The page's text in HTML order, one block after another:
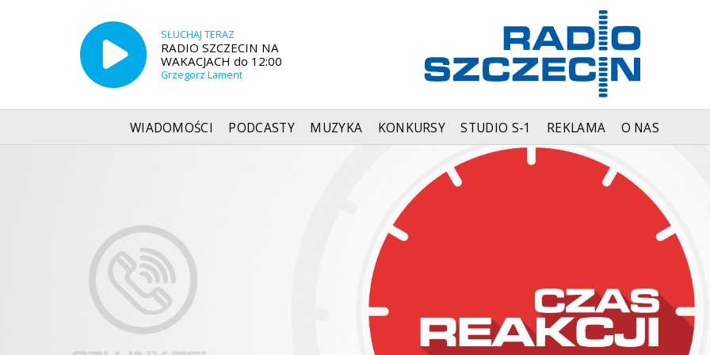
SŁUCHAJ TERAZ
RADIO SZCZECIN NA
WAKACJACH do 12:00
Grzegorz Lament
WIADOMOŚCI PODCASTY MUZYKA KONKURSY STUDIO S-1 REKLAMA O NAS